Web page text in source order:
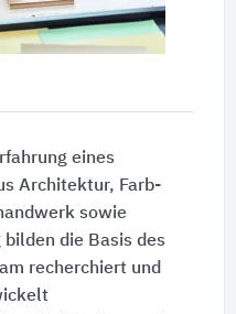
eines
Architektur, Farb-
sowie
die Basis des
recherchiert und